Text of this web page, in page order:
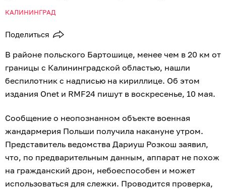
КАЛИНИНГРАД
Поделиться
В районе польского Бартошице, менее чем в 20 км от
границы с Калининградской областью, нашли
беспилотник с надписью на кириллице. Об этом
издания Onet и RMF24 пишут в воскресенье, 10 мая.
Сообщение о неопознанном объекте военная
жандармерия Польши получила накануне утром.
Представитель ведомства Дариуш Розкош заявил,
что, по предварительным данным, аппарат не похож
на гражданский дрон, небоеспособен и может
использоваться для слежки. Проводится проверка,